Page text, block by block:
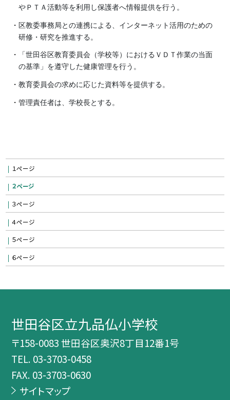
やＰＴＡ活動等を利用し保護者へ情報提供を行う。
区教委事務局との連携による、インターネット活用のための
研修・研究を推進する。
「世田谷区教育委員会（学校等）におけるＶＤＴ作業の当面
の基準」を遵守した健康管理を行う。
教育委員会の求めに応じた資料等を提供する。
管理責任者は、学校長とする。
１ページ
２ページ
３ページ
４ページ
５ページ
６ページ
世田谷区立九品仏小学校
〒158-0083 世田谷区奥沢8丁目12番1号
TEL. 03-3703-0458
FAX. 03-3703-0630
サイトマップ